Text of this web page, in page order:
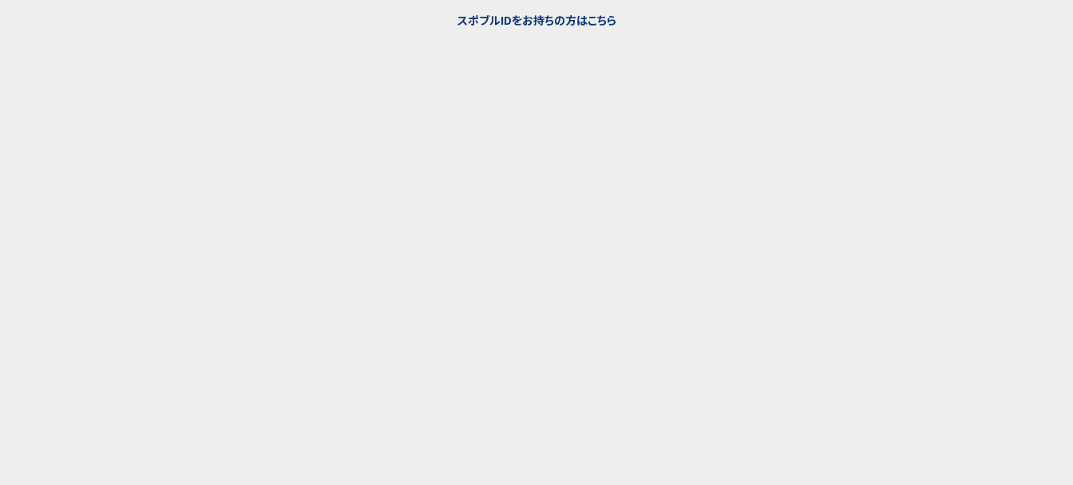
スポブルIDをお持ちの方はこちら